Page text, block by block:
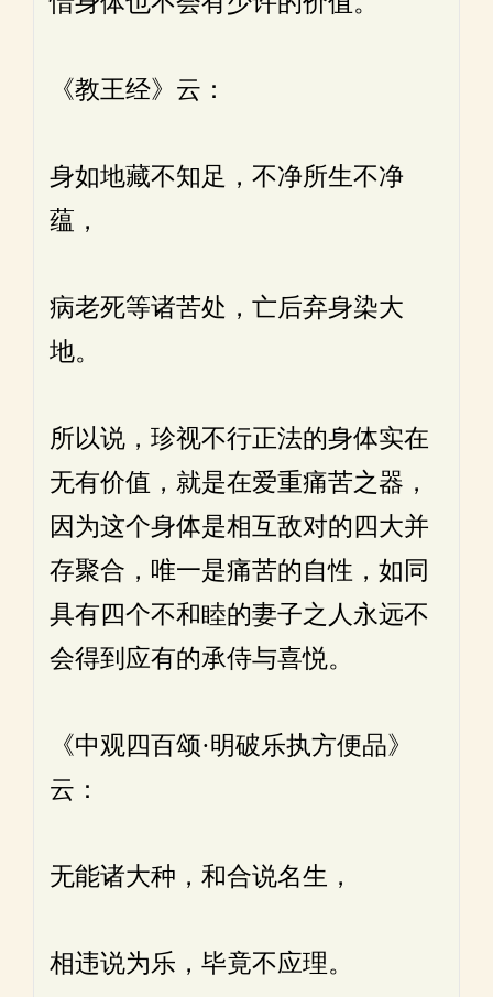
《教王经》云：
身如地藏不知足，不净所生不净
蕴，
病老死等诸苦处，亡后弃身染大
地。
所以说，珍视不行正法的身体实在
无有价值，就是在爱重痛苦之器，
因为这个身体是相互敌对的四大并
存聚合，唯一是痛苦的自性，如同
具有四个不和睦的妻子之人永远不
会得到应有的承侍与喜悦。
《中观四百颂·明破乐执方便品》
云：
无能诸大种，和合说名生，
相违说为乐，毕竟不应理。